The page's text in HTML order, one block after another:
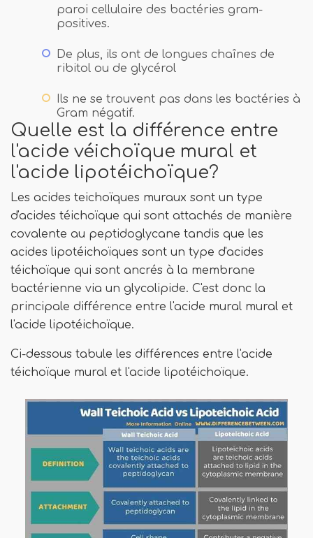
paroi cellulaire des bactéries gram-
positives.
De plus, ils ont de longues chaînes de
ribitol ou de glycérol
Ils ne se trouvent pas dans les bactéries à
Gram négatif.
Quelle est la différence entre
l'acide véichoïque mural et
l'acide lipotéichoïque?
Les acides teichoïques muraux sont un type
d'acides téichoïque qui sont attachés de manière
covalente au peptidoglycane tandis que les
acides lipotéichoïques sont un type d'acides
téichoïque qui sont ancrés à la membrane
bactérienne via un glycolipide. C'est donc la
principale différence entre l'acide mural mural et
l'acide lipotéichoïque.
Ci-dessous tabule les différences entre l'acide
téichoïque mural et l'acide lipotéichoïque.